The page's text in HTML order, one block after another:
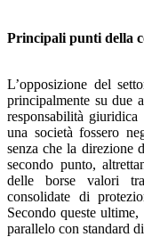
Principali punti della
L’opposizione del
principalmente su due
responsabilità
una società fossero
senza che la direzione
secondo punto,
delle borse valori
consolidate di
Secondo queste
parallelo con standard